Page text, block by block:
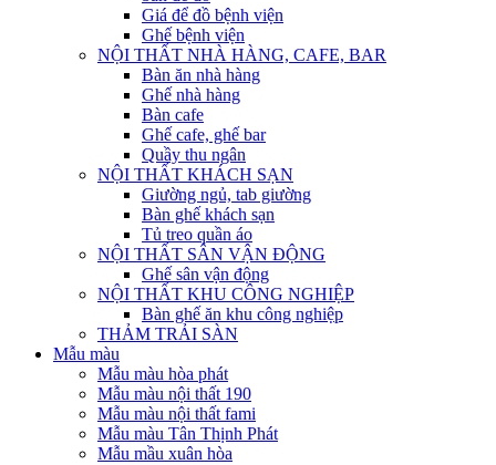
Giá để đồ bệnh viện
Ghế bệnh viện
NỘI THẤT NHÀ HÀNG, CAFE, BAR
Bàn ăn nhà hàng
Ghế nhà hàng
Bàn cafe
Ghế cafe, ghế bar
Quầy thu ngân
NỘI THẤT KHÁCH SẠN
Giường ngủ, tab giường
Bàn ghế khách sạn
Tủ treo quần áo
NỘI THẤT SÂN VẬN ĐỘNG
Ghế sân vận động
NỘI THẤT KHU CÔNG NGHIỆP
Bàn ghế ăn khu công nghiệp
THẢM TRẢI SÀN
Mẫu màu
Mẫu màu hòa phát
Mẫu màu nội thất 190
Mẫu màu nội thất fami
Mẫu màu Tân Thịnh Phát
Mẫu mầu xuân hòa